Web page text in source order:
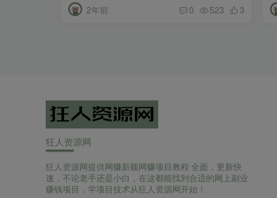
2年前 0 523 3
狂人资源网
狂人资源网提供网赚新颖网赚项目教程 全面，更新快
速，不论老手还是小白，在这都能找到合适的网上副业
赚钱项目，学项目技术从狂人资源网开始！